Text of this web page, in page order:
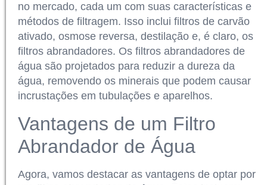
no mercado, cada um com suas características e
métodos de filtragem. Isso inclui filtros de carvão
ativado, osmose reversa, destilação e, é claro, os
filtros abrandadores. Os filtros abrandadores de
água são projetados para reduzir a dureza da
água, removendo os minerais que podem causar
incrustações em tubulações e aparelhos.
Vantagens de um Filtro
Abrandador de Água
Agora, vamos destacar as vantagens de optar por